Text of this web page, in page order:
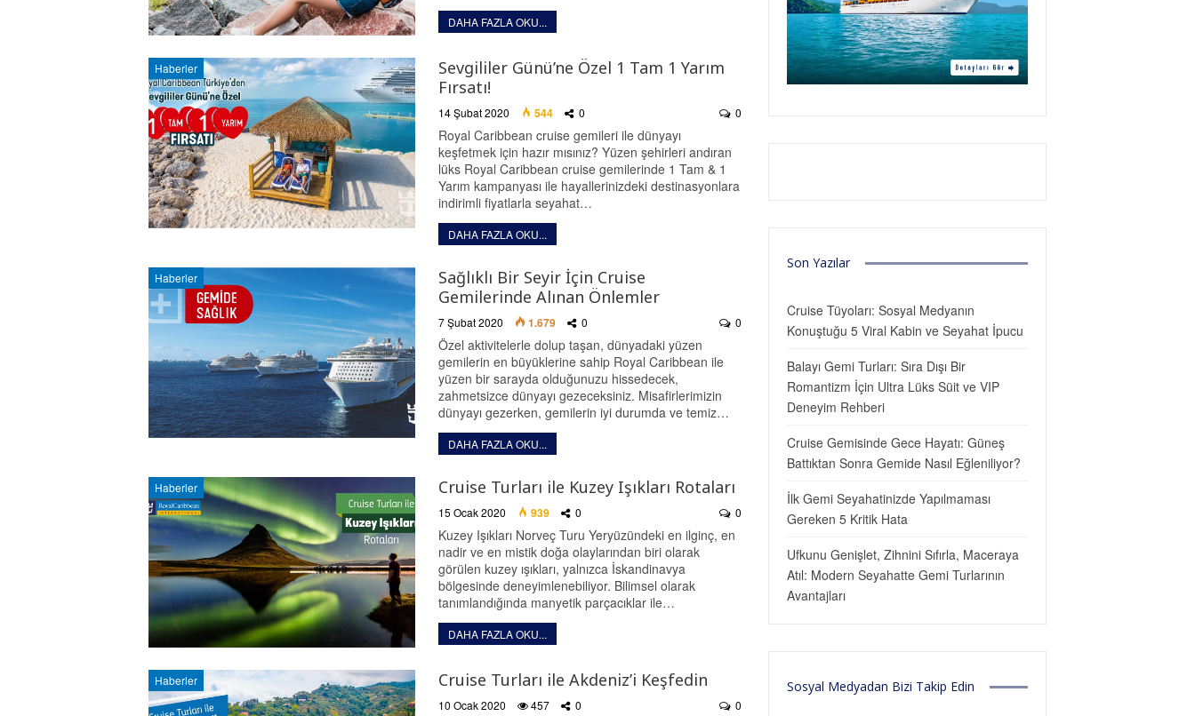
DAHA FAZLA OKU...
Haberler
Sevgililer Günü’ne Özel 1 Tam 1 Yarım
Fırsatı!
14 Şubat 2020 544 0 0
Royal Caribbean cruise gemileri ile dünyayı
keşfetmek için hazır mısınız? Yüzen şehirleri andıran
lüks Royal Caribbean cruise gemilerinde 1 Tam & 1
Yarım kampanyası ile hayallerinizdeki destinasyonlara
indirimli fiyatlarla seyahat…
DAHA FAZLA OKU...
Haberler
Sağlıklı Bir Seyir İçin Cruise
Gemilerinde Alınan Önlemler
7 Şubat 2020 1.679 0 0
Özel aktivitelerle dolup taşan, dünyadaki yüzen
gemilerin en büyüklerine sahip Royal Caribbean ile
yüzen bir sarayda olduğunuzu hissedecek,
zahmetsizce dünyayı gezeceksiniz. Misafirlerimizin
dünyayı gezerken, gemilerin iyi durumda ve temiz…
DAHA FAZLA OKU...
Haberler Cruise Turları ile Kuzey Işıkları Rotaları
15 Ocak 2020 939 0 0
Kuzey Işıkları Norveç Turu Yeryüzündeki en ilginç, en
nadir ve en mistik doğa olaylarından biri olarak
görülen kuzey ışıkları, yalnızca İskandinavya
bölgesinde deneyimlenebiliyor. Bilimsel olarak
tanımlandığında manyetik parçacıklar ile…
DAHA FAZLA OKU...
Haberler Cruise Turları ile Akdeniz’i Keşfedin
10 Ocak 2020 457 0 0
Son Yazılar
Cruise Tüyoları: Sosyal Medyanın
Konuştuğu 5 Viral Kabin ve Seyahat İpucu
Balayı Gemi Turları: Sıra Dışı Bir
Romantizm İçin Ultra Lüks Süit ve VIP
Deneyim Rehberi
Cruise Gemisinde Gece Hayatı: Güneş
Battıktan Sonra Gemide Nasıl Eğleniliyor?
İlk Gemi Seyahatinizde Yapılmaması
Gereken 5 Kritik Hata
Ufkunu Genişlet, Zihnini Sıfırla, Maceraya
Atıl: Modern Seyahatte Gemi Turlarının
Avantajları
Sosyal Medyadan Bizi Takip Edin